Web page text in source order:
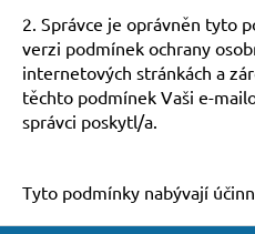
2. Správce je oprávněn tyto
verzi podmínek ochrany
internetových stránkách a
těchto podmínek Vaši e-
správci poskytl/a.
Tyto podmínky nabývají